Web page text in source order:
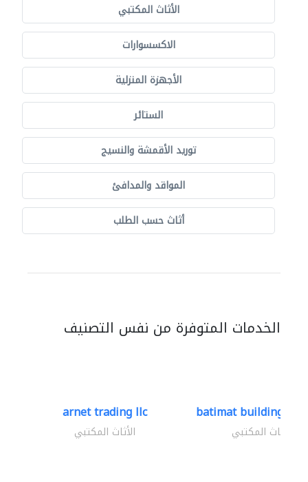
الأثاث المكتبي
الاكسسوارات
الأجهزة المنزلية
الستائر
توريد الأقمشة والنسيج
المواقد والمدافئ
أثاث حسب الطلب
الخدمات المتوفرة من نفس التصنيف
arnet trading llc
الأثاث المكتبي
batimat building
الأثاث المكتبي